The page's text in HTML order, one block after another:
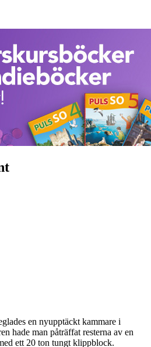
en nyupptäckt kammare i
hade man påträffat resterna av en
ett 20 ton tungt klippblock.